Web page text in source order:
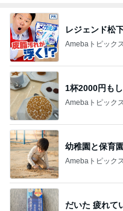
レジェンド松
Amebaトピック
1杯2000円も
Amebaトピック
幼稚園と保育
Amebaトピック
だいた 疲れて